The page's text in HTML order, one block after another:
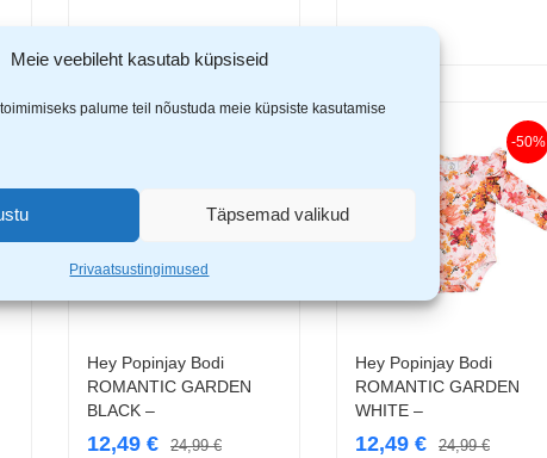
Meie veebileht kasutab küpsiseid
palume teil nõustuda meie küpsiste kasutamise
Täpsemad valikud
Privaatsustingimused
Vali
Hey Popinjay Bodi
ROMANTIC GARDEN
BLACK –
24,99€
12,49 €
-50%
Vali
Hey Popinjay Bodi
ROMANTIC GARDEN
WHITE –
24,99€
12,49 €